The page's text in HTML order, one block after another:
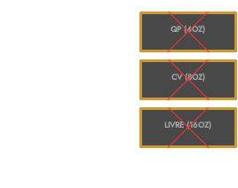
QP (4OZ)
CV (8OZ)
LIVRE (16OZ)